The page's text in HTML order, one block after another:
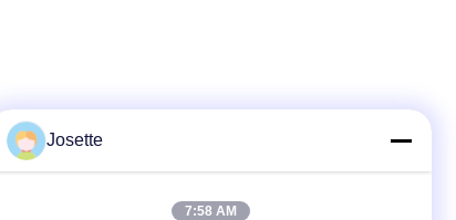
Josette
7:58 AM